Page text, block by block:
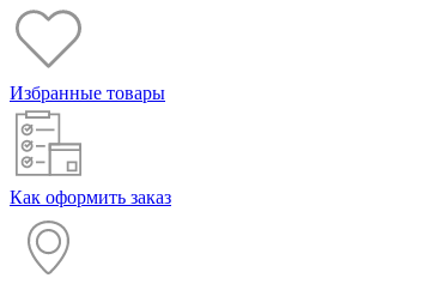
Избранные товары
Как оформить заказ